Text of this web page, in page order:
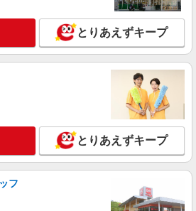
詳細を見る
携帯販売【エーユー】
給259200円〜300000円（経験・能力によ
修期間6か月・時給1500円〜 ※残業代支
+゜・。○。・゜+゜ 入社祝い金10万円支
センティブ支
有) ゜・。○。・゜+゜・。○。・゜+゜
詳細を見る
とりあえずキープ
とりあえずキープ
フ